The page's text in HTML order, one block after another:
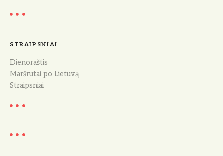
STRAIPSNIAI
Dienoraštis
Maršrutai po Lietuvą
Straipsniai